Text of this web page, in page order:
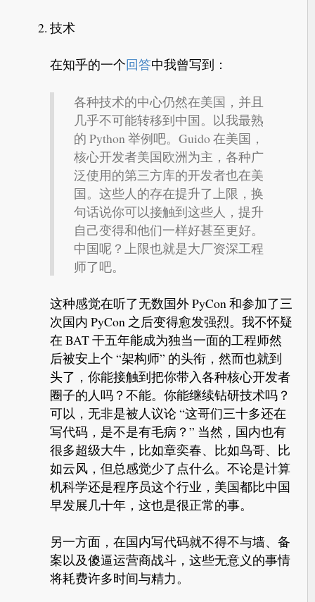
技术
在知乎的一个回答中我曾写到：
各种技术的中心仍然在美国，并且
几乎不可能转移到中国。以我最熟
的 Python 举例吧。Guido 在美国，
核心开发者美国欧洲为主，各种广
泛使用的第三方库的开发者也在美
国。这些人的存在提升了上限，换
句话说你可以接触到这些人，提升
自己变得和他们一样好甚至更好。
中国呢？上限也就是大厂资深工程
师了吧。
这种感觉在听了无数国外 PyCon 和参加了三
次国内 PyCon 之后变得愈发强烈。我不怀疑
在 BAT 干五年能成为独当一面的工程师然
后被安上个 “架构师” 的头衔，然而也就到
头了，你能接触到把你带入各种核心开发者
圈子的人吗？不能。你能继续钻研技术吗？
可以，无非是被人议论 “这哥们三十多还在
写代码，是不是有毛病？” 当然，国内也有
很多超级大牛，比如章奕春、比如鸟哥、比
如云风，但总感觉少了点什么。不论是计算
机科学还是程序员这个行业，美国都比中国
早发展几十年，这也是很正常的事。
另一方面，在国内写代码就不得不与墙、备
案以及傻逼运营商战斗，这些无意义的事情
将耗费许多时间与精力。